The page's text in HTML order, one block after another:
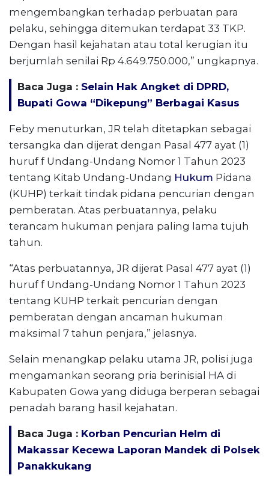
mengembangkan terhadap perbuatan para
pelaku, sehingga ditemukan terdapat 33 TKP.
Dengan hasil kejahatan atau total kerugian itu
berjumlah senilai Rp 4.649.750.000,” ungkapnya.
Baca Juga : Selain Hak Angket di DPRD,
Bupati Gowa “Dikepung” Berbagai Kasus
Feby menuturkan, JR telah ditetapkan sebagai
tersangka dan dijerat dengan Pasal 477 ayat (1)
huruf f Undang-Undang Nomor 1 Tahun 2023
tentang Kitab Undang-Undang Hukum Pidana
(KUHP) terkait tindak pidana pencurian dengan
pemberatan. Atas perbuatannya, pelaku
terancam hukuman penjara paling lama tujuh
tahun.
“Atas perbuatannya, JR dijerat Pasal 477 ayat (1)
huruf f Undang-Undang Nomor 1 Tahun 2023
tentang KUHP terkait pencurian dengan
pemberatan dengan ancaman hukuman
maksimal 7 tahun penjara,” jelasnya.
Selain menangkap pelaku utama JR, polisi juga
mengamankan seorang pria berinisial HA di
Kabupaten Gowa yang diduga berperan sebagai
penadah barang hasil kejahatan.
Baca Juga : Korban Pencurian Helm di
Makassar Kecewa Laporan Mandek di Polsek
Panakkukang